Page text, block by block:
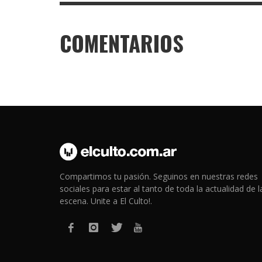
COMENTARIOS
Compartimos tu pasión. Seguinos en nuestras redes
sociales para estar al tanto de toda la actualidad de
escena. Unite a El Culto!.